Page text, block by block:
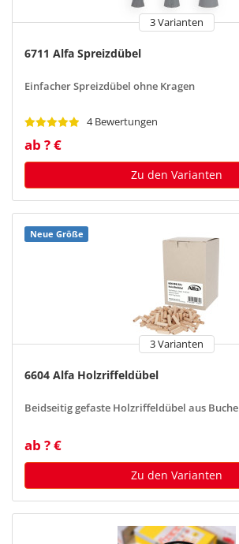
3 Varianten
6711 Alfa Spreizdübel
Einfacher Spreizdübel ohne Kragen
4 Bewertungen
ab ? €
Zu den Varianten
Neue Größe
3 Varianten
6604 Alfa Holzriffeldübel
Beidseitig gefaste Holzriffeldübel aus Buche
ab ? €
Zu den Varianten